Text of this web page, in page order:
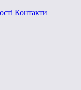
Контакти